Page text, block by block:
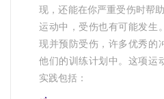
现，还能在你严重受伤时
运动中，受伤也有可能发生
现并预防受伤，许多优秀的
他们的训练计划中。这项运
实践包括：